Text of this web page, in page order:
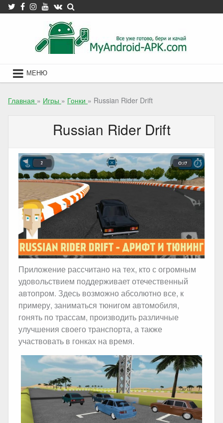
Skip
to
МЕНЮ
Главная » Игры » Гонки » Russian Rider Drift
Russian Rider Drift
Приложение рассчитано на тех, кто с огромным
удовольствием поддерживает отечественный
автопром. Здесь возможно абсолютно все, к
примеру, заниматься тюнигом автомобиля,
гонять по трассам, производить различные
улучшения своего транспорта, а также
участвовать в гонках на время.